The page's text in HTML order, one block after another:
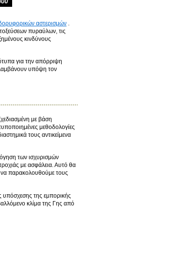
δορυφορικών αστερισμών
πυραύλων, τις
κινδύνους
για την απόρριψη
υπόψη τον
με βάση
μεθοδολογίες
τους αντικείμενα
των ισχυρισμών
με ασφάλεια. Αυτό θα
να παρακολουθούμε τους
υπόσχεσης της εμπορικής
κλίμα της Γης από